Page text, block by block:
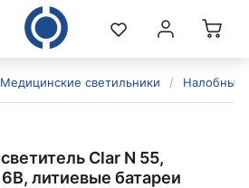
Медицинские светильники / Налобные
Clar N 55,
литиевые батареи